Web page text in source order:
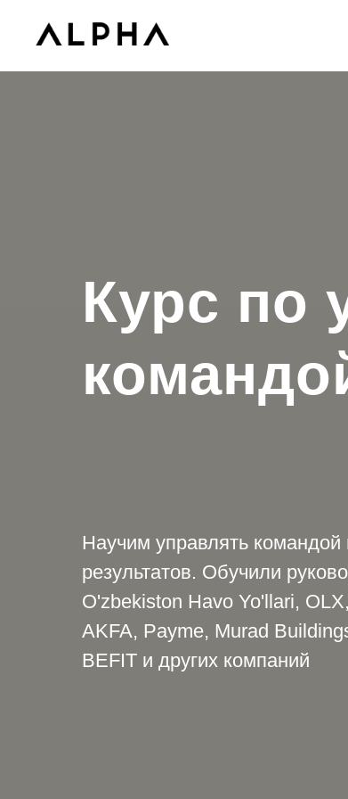
Курс по
Научим управлять командой
результатов. Обучили
O'zbekiston Havo Yo'llari,
AKFA, Payme, Murad
BEFIT и других компаний